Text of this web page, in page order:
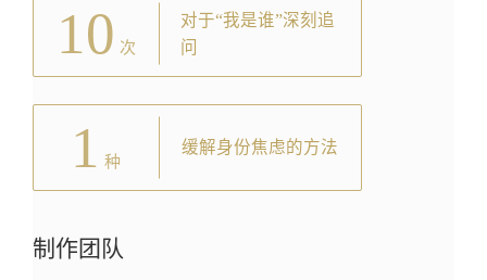
10 次
对于“我是谁”深刻追
问
1 种
缓解身份焦虑的方法
制作团队